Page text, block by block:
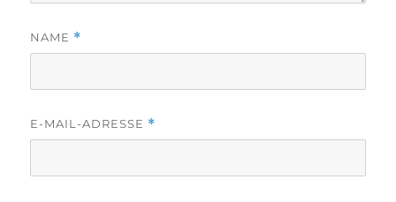
NAME *
E-MAIL-ADRESSE *